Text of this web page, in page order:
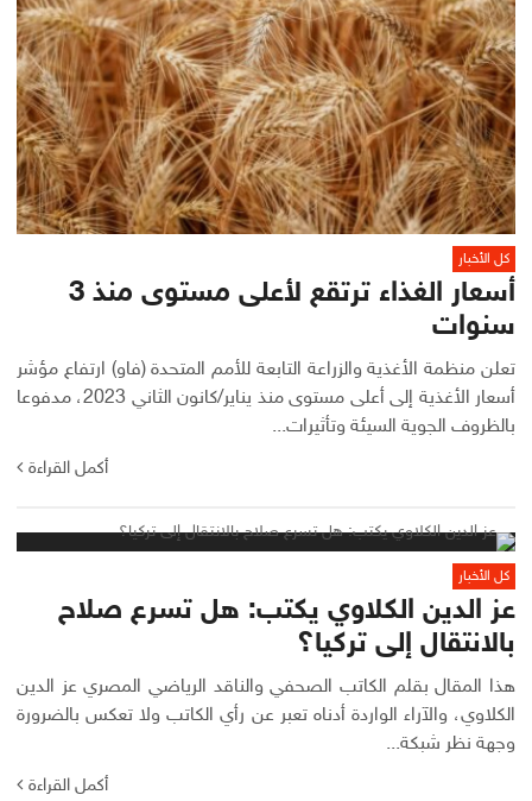
كل الأخبار
أسعار الغذاء ترتقع لأعلى مستوى منذ 3
سنوات
تعلن منظمة ‌‌الأغذية والزراعة التابعة للأمم المتحدة (فاو) ارتفاع مؤشر
أسعار الأغذية إلى أعلى مستوى منذ يناير/كانون الثاني 2023، مدفوعا
بالظروف الجوية السيئة وتأثيرات...
أكمل القراءة
كل الأخبار
عز الدين الكلاوي يكتب: هل تسرع صلاح
بالانتقال إلى تركيا؟
هذا المقال بقلم الكاتب الصحفي والناقد الرياضي المصري عز الدين
الكلاوي، والآراء الواردة أدناه تعبر عن رأي الكاتب ولا تعكس بالضرورة
وجهة نظر شبكة...
أكمل القراءة